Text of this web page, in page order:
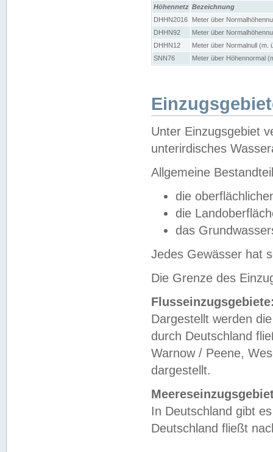
Höhennetz Bezeichnung
DHHN2016
Meter über
DHHN92
Meter über
DHHN12
Meter über Normalnull (m.
SNN76
Meter über Höhennormal
Unter Einzugsgebiet
unterirdisches
Allgemeine
die
die
das
Jedes Gewässer hat
Die Grenze des
Dargestellt werden
durch Deutschland
Warnow / Peene,
dargestellt.
In Deutschland gibt
Deutschland fließt